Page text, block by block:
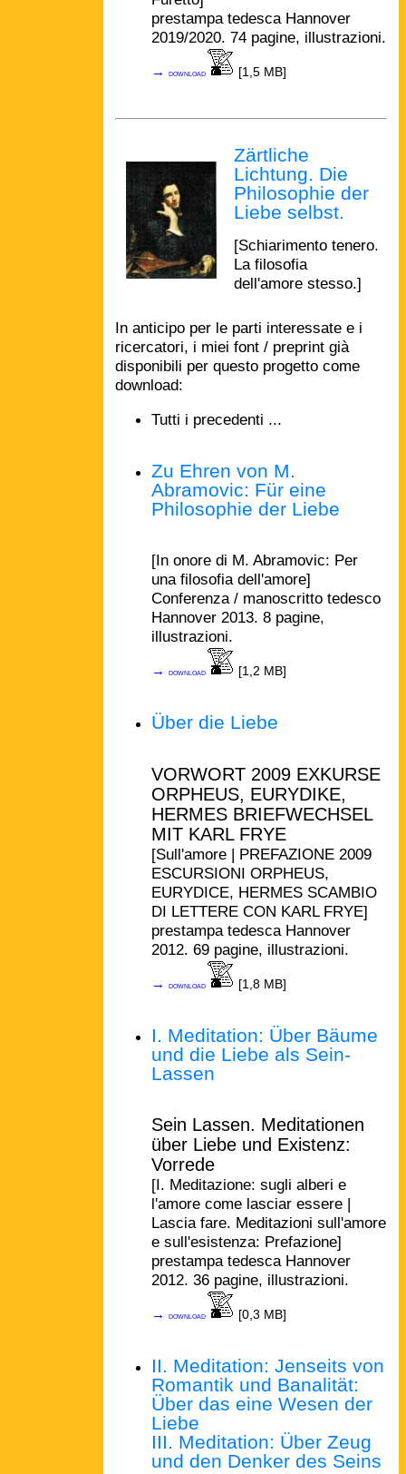
prestampa tedesca Hannover
2019/2020. 74 pagine, illustrazioni.
→download [1,5 MB]
Zärtliche
Lichtung. Die
Philosophie der
Liebe selbst.
[Schiarimento tenero.
La filosofia
dell'amore stesso.]
In anticipo per le parti interessate e i
ricercatori, i miei font / preprint già
disponibili per questo progetto come
download:
Tutti i precedenti ...
Zu Ehren von M.
Abramovic: Für eine
Philosophie der Liebe
[In onore di M. Abramovic: Per
una filosofia dell'amore]
Conferenza / manoscritto tedesco
Hannover 2013. 8 pagine,
illustrazioni.
→download [1,2 MB]
Über die Liebe
VORWORT 2009 EXKURSE
ORPHEUS, EURYDIKE,
HERMES BRIEFWECHSEL
MIT KARL FRYE
[Sull'amore | PREFAZIONE 2009
ESCURSIONI ORPHEUS,
EURYDICE, HERMES SCAMBIO
DI LETTERE CON KARL FRYE]
prestampa tedesca Hannover
2012. 69 pagine, illustrazioni.
→download [1,8 MB]
I. Meditation: Über Bäume
und die Liebe als Sein-
Lassen
Sein Lassen. Meditationen
über Liebe und Existenz:
Vorrede
[I. Meditazione: sugli alberi e
l'amore come lasciar essere |
Lascia fare. Meditazioni sull'amore
e sull'esistenza: Prefazione]
prestampa tedesca Hannover
2012. 36 pagine, illustrazioni.
→download [0,3 MB]
II. Meditation: Jenseits von
Romantik und Banalität:
Über das eine Wesen der
Liebe
III. Meditation: Über Zeug
und den Denker des Seins